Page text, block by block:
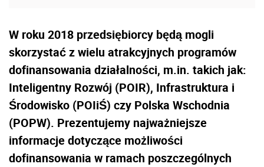
W roku 2018 przedsiębiorcy będą mogli
skorzystać z wielu atrakcyjnych programów
dofinansowania działalności, m.in. takich jak:
Inteligentny Rozwój (POIR), Infrastruktura i
Środowisko (POIiŚ) czy Polska Wschodnia
(POPW). Prezentujemy najważniejsze
informacje dotyczące możliwości
dofinansowania w ramach poszczególnych